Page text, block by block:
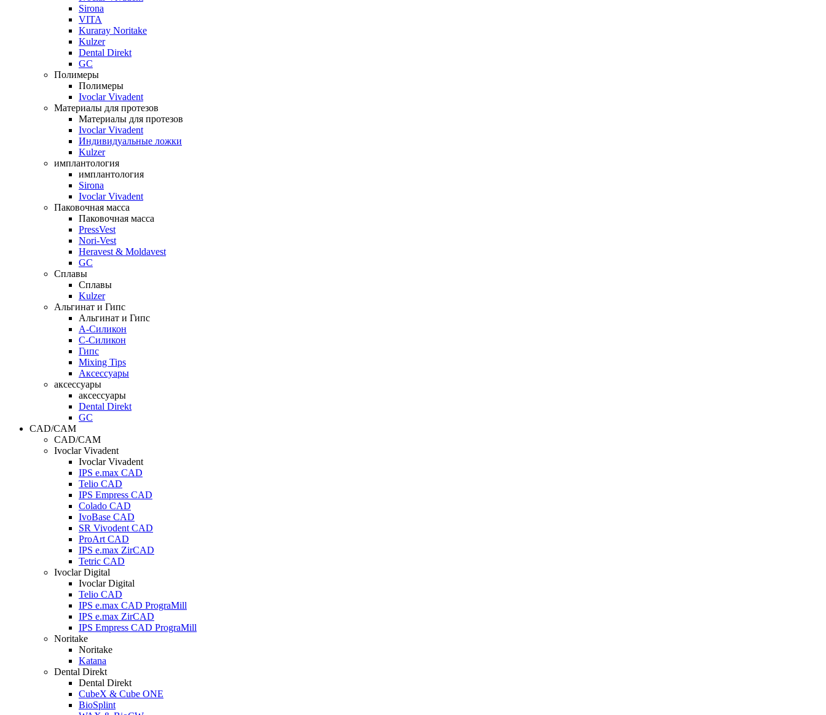
Sirona
VITA
Kuraray Noritake
Kulzer
Dental Direkt
GC
Полимеры
Полимеры
Ivoclar Vivadent
Материалы для протезов
Материалы для протезов
Ivoclar Vivadent
Индивидуальные ложки
Kulzer
имплантология
имплантология
Sirona
Ivoclar Vivadent
Паковочная масса
Паковочная масса
PressVest
Nori-Vest
Heravest & Moldavest
GC
Сплавы
Сплавы
Kulzer
Альгинат и Гипс
Альгинат и Гипс
A-Силикон
C-Силикон
Гипс
Mixing Tips
Аксессуары
аксессуары
аксессуары
Dental Direkt
GC
CAD/CAM
CAD/CAM
Ivoclar Vivadent
Ivoclar Vivadent
IPS e.max CAD
Telio CAD
IPS Empress CAD
Colado CAD
IvoBase CAD
SR Vivodent CAD
ProArt CAD
IPS e.max ZirCAD
Tetric CAD
Ivoclar Digital
Ivoclar Digital
Telio CAD
IPS e.max CAD PrograMill
IPS e.max ZirCAD
IPS Empress CAD PrograMill
Noritake
Noritake
Katana
Dental Direkt
Dental Direkt
CubeX & Cube ONE
BioSplint